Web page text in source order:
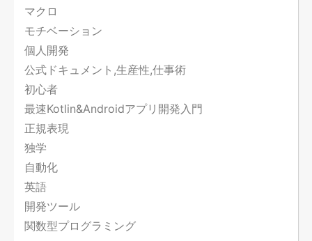
マクロ
モチベーション
個人開発
公式ドキュメント,生産性,仕事術
初心者
最速Kotlin&Androidアプリ開発入門
正規表現
独学
自動化
英語
開発ツール
関数型プログラミング